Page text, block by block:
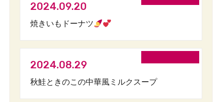
2024.09.20
焼きいもドーナツ
2024.08.29
秋鮭ときのこの中華風ミルクスープ